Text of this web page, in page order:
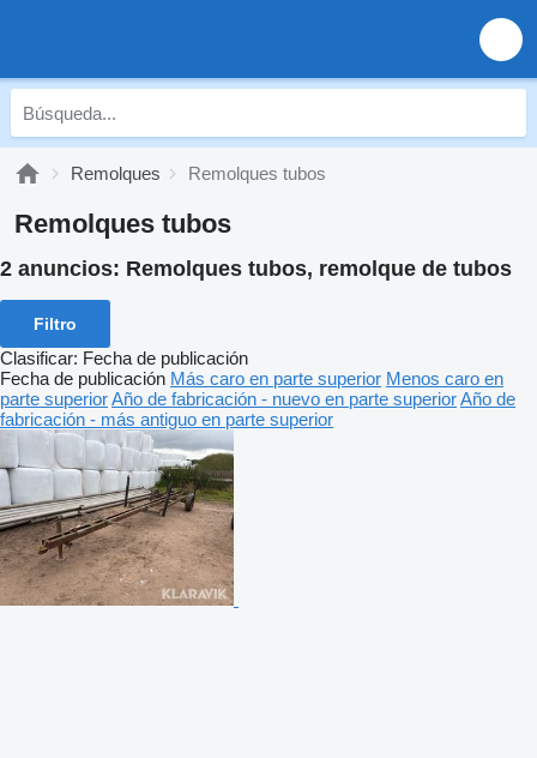
Remolques Remolques tubos
Remolques tubos
2 anuncios: Remolques tubos, remolque de tubos
Filtro
Clasificar: Fecha de publicación
Fecha de publicación Más caro en parte superior Menos caro en
parte superiorAño de fabricación - nuevo en parte superiorAño de
fabricación - más antiguo en parte superior